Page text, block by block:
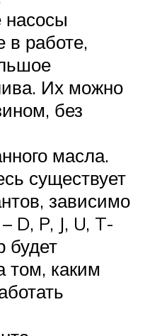
насосы
в работе,
Их можно
без
масла.
существует
зависимо
D, P, J, U, T-
будет
том, каким